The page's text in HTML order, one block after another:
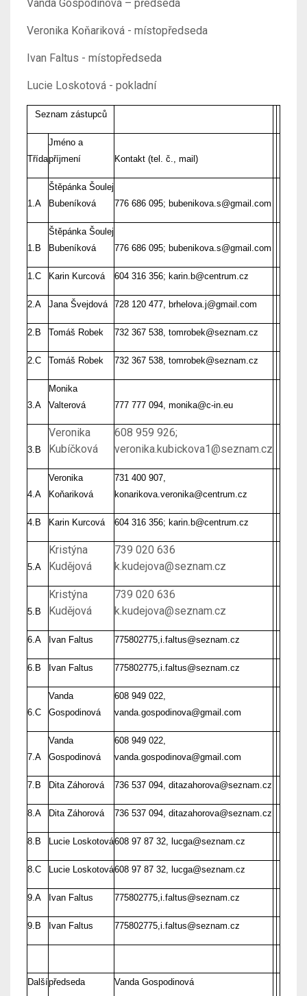
Vanda Gospodinová – předseda
Veronika Koňariková - místopředseda
Ivan Faltus - místopředseda
Lucie Loskotová - pokladní
Seznam zástupců
Třída
Jméno a
příjmení
Kontakt (tel. č., mail)
1.A
Štěpánka Šoulej
Bubeníková
776 686 095; bubenikova.s@gmail.com
1.B
Štěpánka Šoulej
Bubeníková
776 686 095; bubenikova.s@gmail.com
1.C Karin Kurcová 604 316 356; karin.b@centrum.cz
2.A Jana Švejdová 728 120 477, brhelova.j@gmail.com
2.B Tomáš Robek 732 367 538, tomrobek@seznam.cz
2.C Tomáš Robek 732 367 538, tomrobek@seznam.cz
3.A
Monika
Valterová
777 777 094, monika@c-in.eu
3.B
Veronika
Kubíčková
608 959 926;
veronika.kubickova1@seznam.cz
4.A
Veronika
Koňariková
731 400 907,
konarikova.veronika@centrum.cz
4.B Karin Kurcová 604 316 356; karin.b@centrum.cz
5.A
Kristýna
Kudějová
739 020 636
k.kudejova@seznam.cz
5.B
Kristýna
Kudějová
739 020 636
k.kudejova@seznam.cz
6.A Ivan Faltus 775802775,i.faltus@seznam.cz
6.B Ivan Faltus 775802775,i.faltus@seznam.cz
6.C
Vanda
Gospodinová
608 949 022,
vanda.gospodinova@gmail.com
7.A
Vanda
Gospodinová
608 949 022,
vanda.gospodinova@gmail.com
7.B Dita Záhorová 736 537 094, ditazahorova@seznam.cz
8.A Dita Záhorová 736 537 094, ditazahorova@seznam.cz
8.B Lucie Loskotová608 97 87 32, lucga@seznam.cz
8.C Lucie Loskotová608 97 87 32, lucga@seznam.cz
9.A Ivan Faltus 775802775,i.faltus@seznam.cz
9.B Ivan Faltus 775802775,i.faltus@seznam.cz
Dalšípředseda Vanda Gospodinová